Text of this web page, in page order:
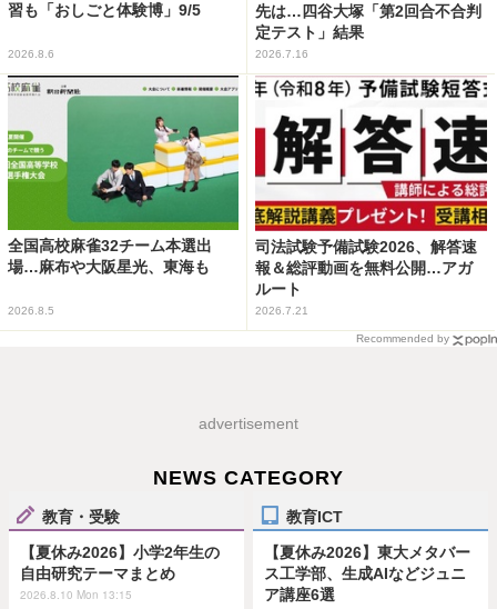
習も「おしごと体験博」9/5
2026.8.6
先は…四谷大塚「第2回合不合判
定テスト」結果
2026.7.16
全国高校麻雀32チーム本選出
場…麻布や大阪星光、東海も
2026.8.5
司法試験予備試験2026、解答速
報＆総評動画を無料公開…アガ
ルート
2026.7.21
Recommended by
advertisement
NEWS CATEGORY
教育・受験
【夏休み2026】小学2年生の
自由研究テーマまとめ
2026.8.10 Mon 13:15
教育ICT
【夏休み2026】東大メタバー
ス工学部、生成AIなどジュニ
ア講座6選